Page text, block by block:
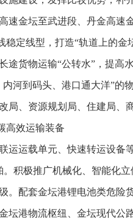
速金坛至武进段、丹金高速
稳定线型，打造“轨道上的
途货物运输“公转水”，提高
内河到码头、港口通大洋”的
局、资源规划局、住建局、
高效运输装备
运运载单元、快速转运设备
。积极推广机械化、智能化
。配套金坛港锂电池类危险
坛港物流枢纽、金坛现代公